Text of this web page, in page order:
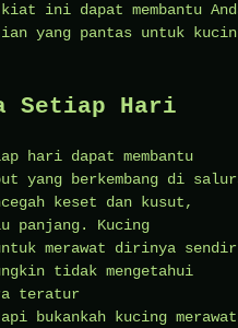
ini dapat membantu
yang pantas untuk
Setiap Hari
hari dapat membantu
yang berkembang di
keset dan kusut,
panjang. Kucing
untuk merawat dirinya
tidak mengetahui
teratur
bukankah kucing merawat